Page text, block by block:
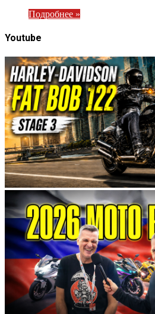
Подробнее »
Youtube